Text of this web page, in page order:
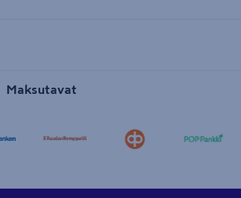
Maksutavat